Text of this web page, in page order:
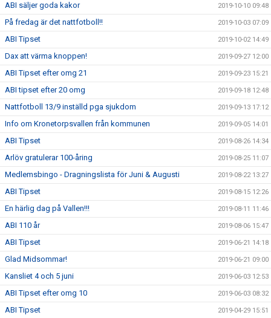
ABI säljer goda kakor 2019-10-10 09:48
På fredag är det nattfotboll!! 2019-10-03 07:09
ABI Tipset 2019-10-02 14:49
Dax att värma knoppen! 2019-09-27 12:00
ABI Tipset efter omg 21 2019-09-23 15:21
ABI tipset efter 20 omg 2019-09-18 12:48
Nattfotboll 13/9 inställd pga sjukdom 2019-09-13 17:12
Info om Kronetorpsvallen från kommunen 2019-09-05 14:01
ABI Tipset 2019-08-26 14:34
Arlöv gratulerar 100-åring 2019-08-25 11:07
Medlemsbingo - Dragningslista för Juni & Augusti 2019-08-22 13:27
ABI Tipset 2019-08-15 12:26
En härlig dag på Vallen!!! 2019-08-11 11:46
ABI 110 år 2019-08-06 15:47
ABI Tipset 2019-06-21 14:18
Glad Midsommar! 2019-06-21 09:00
Kansliet 4 och 5 juni 2019-06-03 12:53
ABI Tipset efter omg 10 2019-06-03 08:32
ABI Tipset 2019-04-29 15:51